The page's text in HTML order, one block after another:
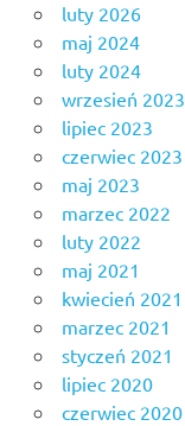
luty 2026
maj 2024
luty 2024
wrzesień 2023
lipiec 2023
czerwiec 2023
maj 2023
marzec 2022
luty 2022
maj 2021
kwiecień 2021
marzec 2021
styczeń 2021
lipiec 2020
czerwiec 2020